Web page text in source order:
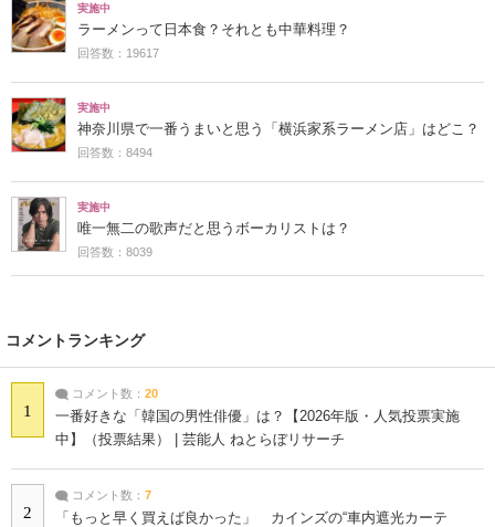
実施中
ラーメンって日本食？それとも中華料理？
回答数：19617
実施中
神奈川県で一番うまいと思う「横浜家系ラーメン店」はどこ？
回答数：8494
実施中
唯一無二の歌声だと思うボーカリストは？
回答数：8039
コメントランキング
1
コメント数： 20
一番好きな「韓国の男性俳優」は？【2026年版・人気投票実施
中】（投票結果） | 芸能人 ねとらぼリサーチ
2
コメント数： 7
「もっと早く買えば良かった」 カインズの“車内遮光カーテ